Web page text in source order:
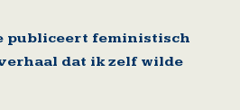
publiceert feministisch
dat ik zelf wilde